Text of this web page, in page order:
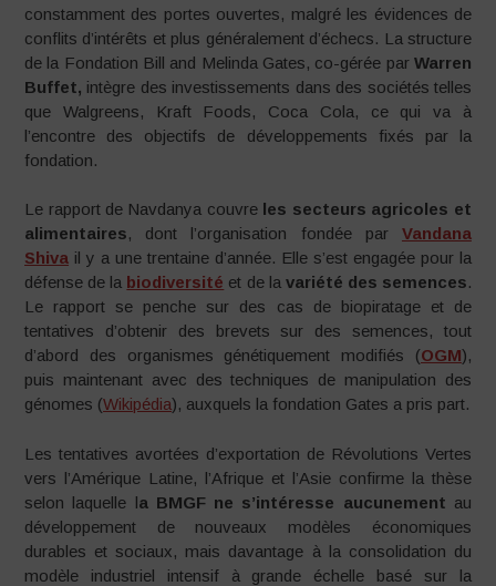
constamment des portes ouvertes, malgré les évidences de
conflits d’intérêts et plus généralement d’échecs. La structure
de la Fondation Bill and Melinda Gates, co-gérée par Warren
Buffet, intègre des investissements dans des sociétés telles
que Walgreens, Kraft Foods, Coca Cola, ce qui va à
l’encontre des objectifs de développements fixés par la
fondation.
Le rapport de Navdanya couvre les secteurs agricoles et
alimentaires, dont l’organisation fondée par Vandana
Shiva il y a une trentaine d’année. Elle s’est engagée pour la
défense de la biodiversité et de la variété des semences.
Le rapport se penche sur des cas de biopiratage et de
tentatives d’obtenir des brevets sur des semences, tout
d’abord des organismes génétiquement modifiés (OGM),
puis maintenant avec des techniques de manipulation des
génomes (Wikipédia), auxquels la fondation Gates a pris part.
Les tentatives avortées d’exportation de Révolutions Vertes
vers l’Amérique Latine, l’Afrique et l’Asie confirme la thèse
selon laquelle la BMGF ne s’intéresse aucunement au
développement de nouveaux modèles économiques
durables et sociaux, mais davantage à la consolidation du
modèle industriel intensif à grande échelle basé sur la